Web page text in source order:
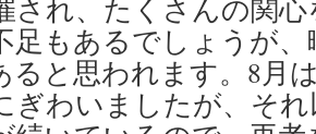
され、たくさんの関
足もあるでしょうが
ると思われます。8月
ぎわいましたが、そ